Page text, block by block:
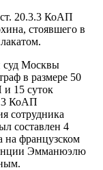
ст. 20.3.3 КоАП
стоявшего в
суд Москвы
в размере 50
и 15 суток
КоАП
сотрудника
составлен 4
на французском
Эмманюэлю